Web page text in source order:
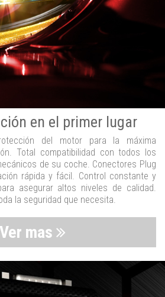
en el primer lugar
del motor para la máxima
Total compatibilidad con todos los
de su coche. Conectores Plug
rápida y fácil. Control constante y
asegurar altos niveles de calidad.
la seguridad que necesita.
Ver mas